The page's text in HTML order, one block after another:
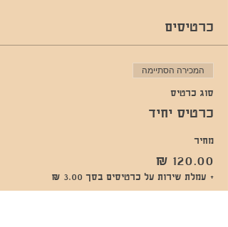
כרטיסים
המכירה הסתיימה
סוג כרטיס
כרטיס יחיד
מחיר
+ עמלת שירות על כרטיסים בסך ‏3.00 ‏₪